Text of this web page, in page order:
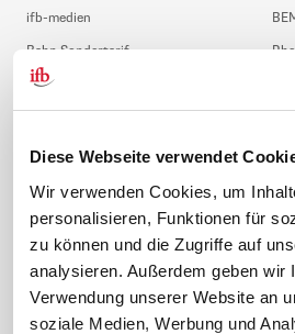
Diese Webseite verwendet
Wir verwenden Cookies, um
personalisieren, Funktionen für
zu können und die Zugriffe auf
analysieren. Außerdem geben wir
Verwendung unserer Website an
soziale Medien, Werbung und
ifb-medien
Bahn Sondertarif
meinifb
Downloads & Formulare
FAQ
ifb-App Betriebsrat360
News. Wissen. Themen.
Lexikon
Rechtsprechung